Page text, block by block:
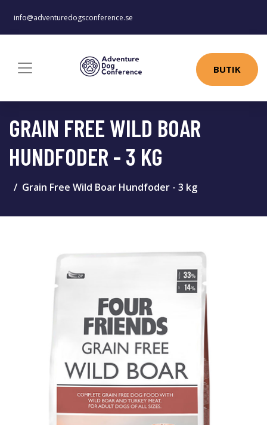
info@adventuredogsconference.se
BUTIK
GRAIN FREE WILD BOAR
HUNDFODER - 3 KG
Grain Free Wild Boar Hundfoder - 3 kg